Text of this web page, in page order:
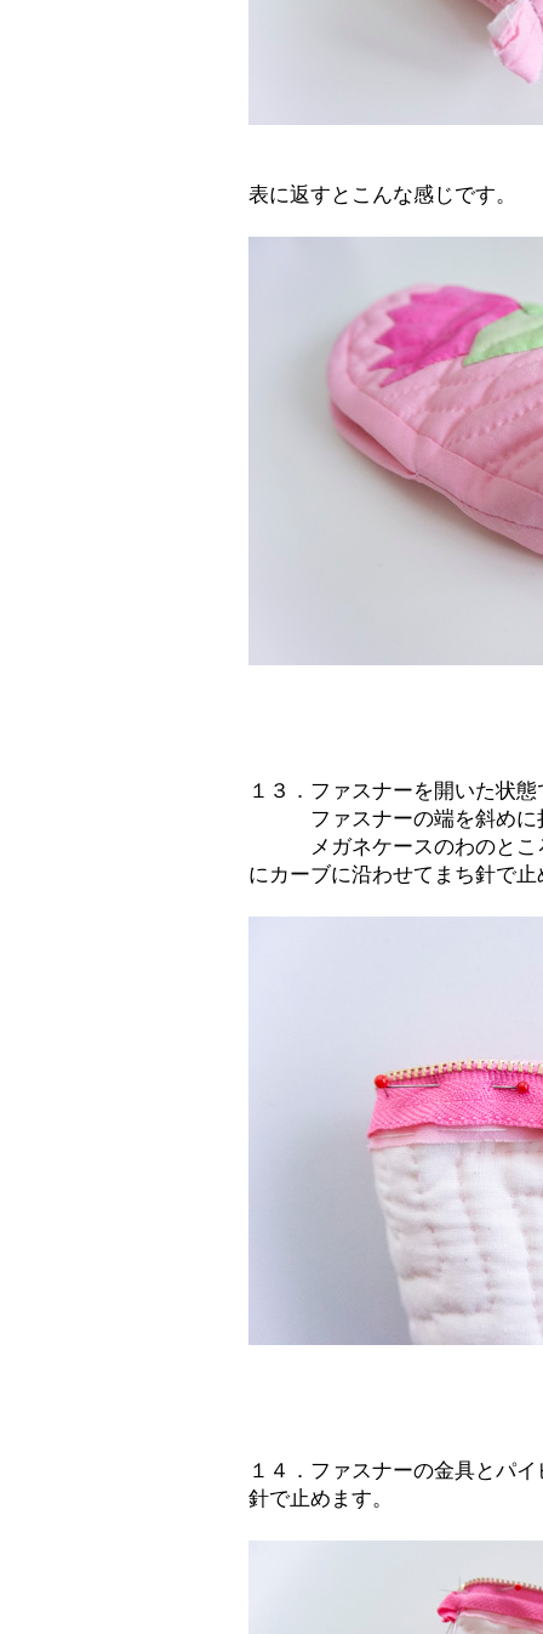
表に返すとこんな感じです。
１３．ファスナーを開いた状
ファスナーの端を斜めに折
メガネケースのわのところ
にカーブに沿わせてまち針で止
１４．ファスナーの金具とパ
針で止めます。